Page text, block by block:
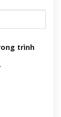
trình